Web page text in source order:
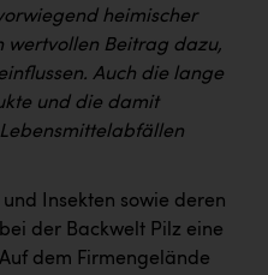
heimischer
wertvollen Beitrag dazu,
Auch die lange
und die damit
Insekten sowie deren
der Backwelt Pilz eine
dem Firmengelände